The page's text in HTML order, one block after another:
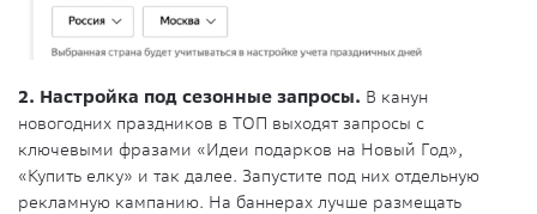
2. Настройка под сезонные запросы. В канун
новогодних праздников в ТОП выходят запросы с
ключевыми фразами «Идеи подарков на Новый Год»,
«Купить елку» и так далее. Запустите под них отдельную
рекламную кампанию. На баннерах лучше размещать